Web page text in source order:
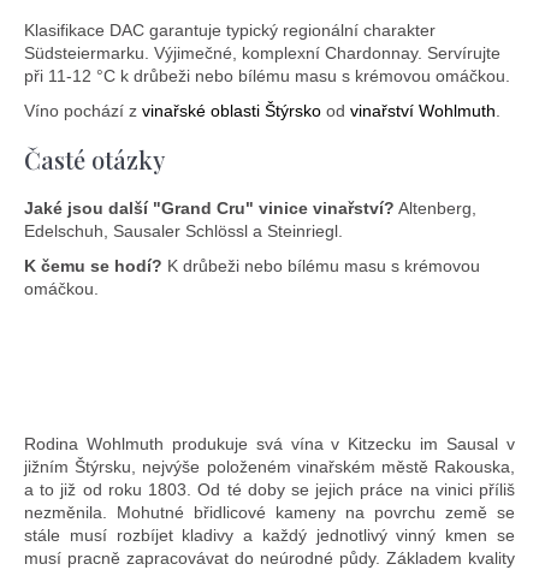
Klasifikace DAC garantuje typický regionální charakter
Südsteiermarku. Výjimečné, komplexní Chardonnay. Servírujte
při 11-12 °C k drůbeži nebo bílému masu s krémovou omáčkou.
Víno pochází z vinařské oblasti Štýrsko od vinařství Wohlmuth.
Časté otázky
Jaké jsou další "Grand Cru" vinice vinařství? Altenberg,
Edelschuh, Sausaler Schlössl a Steinriegl.
K čemu se hodí? K drůbeži nebo bílému masu s krémovou
omáčkou.
Rodina Wohlmuth produkuje svá vína v Kitzecku im Sausal v
jižním Štýrsku, nejvýše položeném vinařském městě Rakouska,
a to již od roku 1803. Od té doby se jejich práce na vinici příliš
nezměnila. Mohutné břidlicové kameny na povrchu země se
stále musí rozbíjet kladivy a každý jednotlivý vinný kmen se
musí pracně zapracovávat do neúrodné půdy. Základem kvality